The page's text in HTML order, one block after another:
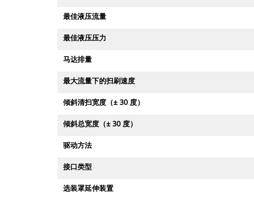
最佳液压流量
最佳液压压力
马达排量
最大流量下的扫刷速度
倾斜清扫宽度（± 30 度）
倾斜总宽度（± 30 度）
驱动方法
接口类型
选装罩延伸装置